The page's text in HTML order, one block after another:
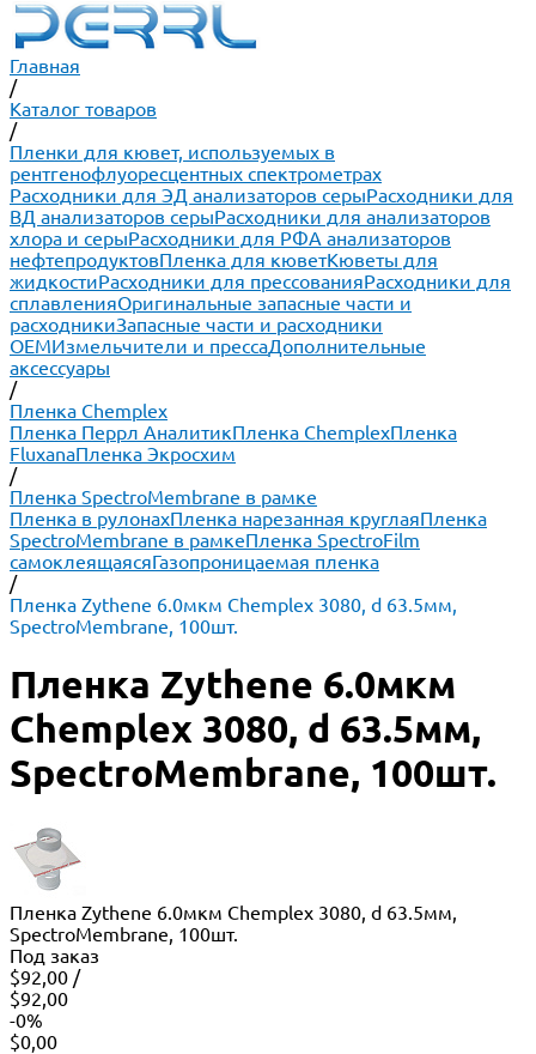
Главная
/
Каталог товаров
/
Пленки для кювет, используемых в
рентгенофлуоресцентных спектрометрах
Расходники для ЭД анализаторов серыРасходники для
ВД анализаторов серыРасходники для анализаторов
хлора и серыРасходники для РФА анализаторов
нефтепродуктовПленка для кюветКюветы для
жидкостиРасходники для прессованияРасходники для
сплавленияОригинальные запасные части и
расходникиЗапасные части и расходники
ОЕМИзмельчители и прессаДополнительные
аксессуары
/
Пленка Chemplex
Пленка Перрл АналитикПленка ChemplexПленка
FluxanaПленка Экросхим
/
Пленка SpectroMembrane в рамке
Пленка в рулонахПленка нарезанная круглаяПленка
SpectroMembrane в рамкеПленка SpectroFilm
самоклеящаясяГазопроницаемая пленка
/
Пленка Zythene 6.0мкм Chemplex 3080, d 63.5мм,
SpectroMembrane, 100шт.
Пленка Zythene 6.0мкм
Chemplex 3080, d 63.5мм,
SpectroMembrane, 100шт.
Пленка Zythene 6.0мкм Chemplex 3080, d 63.5мм,
SpectroMembrane, 100шт.
Под заказ
$92,00 /
$92,00
-0%
$0,00